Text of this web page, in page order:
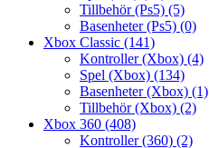
Tillbehör (Ps5) (5)
Basenheter (Ps5) (0)
Xbox Classic (141)
Kontroller (Xbox) (4)
Spel (Xbox) (134)
Basenheter (Xbox) (1)
Tillbehör (Xbox) (2)
Xbox 360 (408)
Kontroller (360) (2)